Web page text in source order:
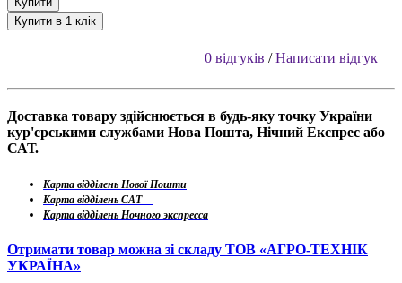
Купити в 1 клік
0 відгуків /Написати відгук
Доставка товару здійснюється в будь-яку точку України
кур'єрськими службами Нова Пошта, Нічний Експрес або
САТ.
Карта відділень Нової Пошти
Карта відділень САТ
Карта відділень Ночного экспресса
Отримати товар можна зі складу ТОВ «АГРО-ТЕХНІК
УКРАЇНА»